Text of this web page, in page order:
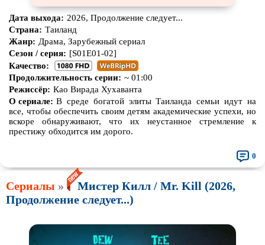
Дата выхода: 2026, Продолжение следует...
Страна: Таиланд
Жанр: Драма, Зарубежный сериал
Сезон / серия: [S01E01-02]
Качество:
Продолжительность серии: ~ 01:00
Режиссёр: Као Вирада Хухаванта
О сериале: В среде богатой элиты Таиланда семьи идут на
все, чтобы обеспечить своим детям академические успехи, но
вскоре обнаруживают, что их неустанное стремление к
престижу обходится им дорого.
0
Сериалы »
Мистер Килл / Mr. Kill (2026,
Продолжение следует...)